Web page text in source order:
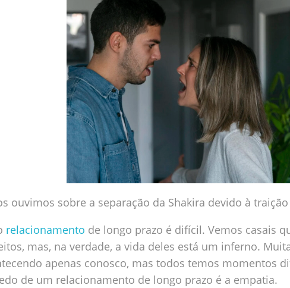
ouvimos sobre a separação da Shakira devido à
relacionamento de longo prazo é difícil. Vemos casais
mas, na verdade, a vida deles está um inferno.
apenas conosco, mas todos temos momentos
de um relacionamento de longo prazo é a empatia.